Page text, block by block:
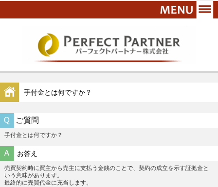
手付金とは何ですか？
ご質問
手付金とは何ですか？
お答え
売買契約時に買主から売主に支払う金銭のことで、契約の成立を示す証拠金と
いう意味があります。
最終的に売買代金に充当します。